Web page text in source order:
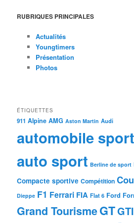
RUBRIQUES PRINCIPALES
Actualités
Youngtimers
Présentation
Photos
ÉTIQUETTES
911 Alpine AMG Aston Martin Audi
automobile
auto sport Berline de sport
Compacte sportive Compétition
Dieppe F1 Ferrari FIA Flat 6 Ford
Grand TourismeGTGTI